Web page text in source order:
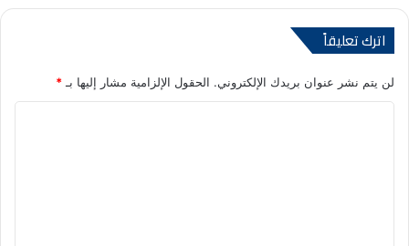
اترك تعليقاً
لن يتم نشر عنوان بريدك الإلكتروني. الحقول الإلزامية مشار إليها بـ*